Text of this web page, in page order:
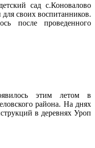
сад с.Коновалово
для своих воспитанников.
после проведенного
этим летом в
района. На днях
в деревнях Уроп